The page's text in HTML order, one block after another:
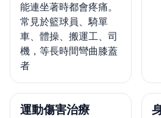
能連坐著時都會疼痛。
常見於籃球員、騎單
車、體操、搬運工、司
機，等長時間彎曲膝蓋
者
運動傷害治療